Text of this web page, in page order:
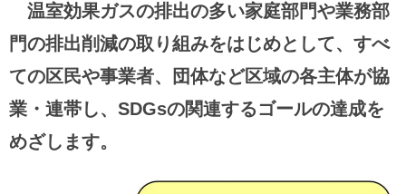
温室効果ガスの排出の多い家庭部門や業務部
門の排出削減の取り組みをはじめとして、すべ
ての区民や事業者、団体など区域の各主体が協
業・連帯し、SDGsの関連するゴールの達成を
めざします。